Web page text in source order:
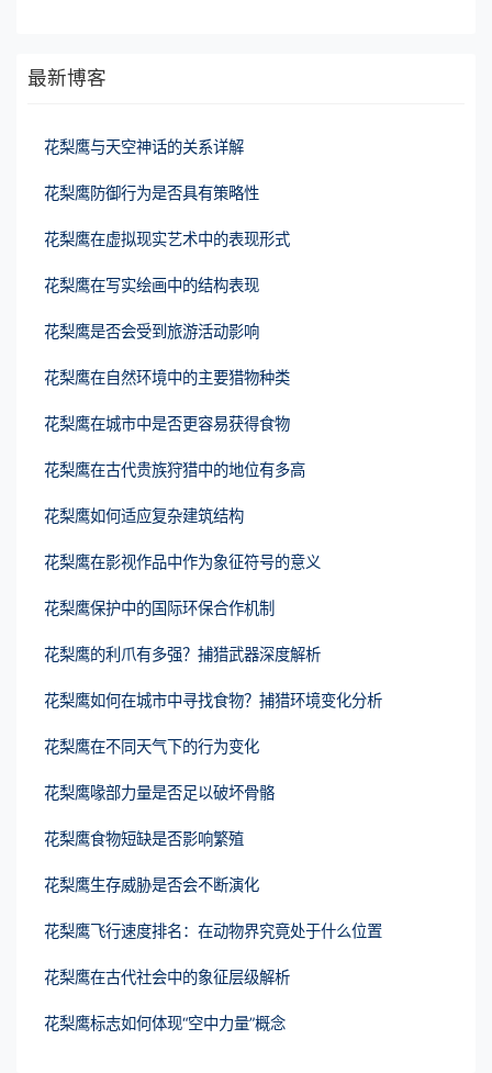
最新博客
花梨鹰与天空神话的关系详解
花梨鹰防御行为是否具有策略性
花梨鹰在虚拟现实艺术中的表现形式
花梨鹰在写实绘画中的结构表现
花梨鹰是否会受到旅游活动影响
花梨鹰在自然环境中的主要猎物种类
花梨鹰在城市中是否更容易获得食物
花梨鹰在古代贵族狩猎中的地位有多高
花梨鹰如何适应复杂建筑结构
花梨鹰在影视作品中作为象征符号的意义
花梨鹰保护中的国际环保合作机制
花梨鹰的利爪有多强？捕猎武器深度解析
花梨鹰如何在城市中寻找食物？捕猎环境变化分析
花梨鹰在不同天气下的行为变化
花梨鹰喙部力量是否足以破坏骨骼
花梨鹰食物短缺是否影响繁殖
花梨鹰生存威胁是否会不断演化
花梨鹰飞行速度排名：在动物界究竟处于什么位置
花梨鹰在古代社会中的象征层级解析
花梨鹰标志如何体现“空中力量”概念